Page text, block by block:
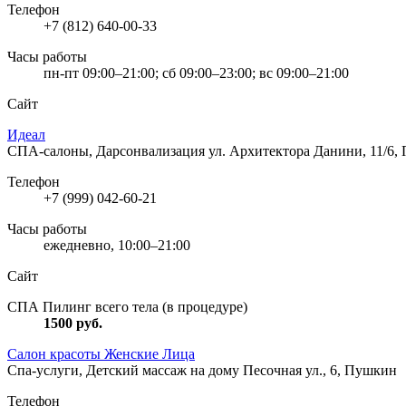
Телефон
+7 (812) 640-00-33
Часы работы
пн-пт 09:00–21:00; сб 09:00–23:00; вс 09:00–21:00
Сайт
Идеал
СПА-салоны, Дарсонвализация ул. Архитектора Данини, 11/
Телефон
+7 (999) 042-60-21
Часы работы
ежедневно, 10:00–21:00
Сайт
СПА Пилинг всего тела (в процедуре)
1500 руб.
Салон красоты Женские Лица
Спа-услуги, Детский массаж на дому Песочная ул., 6, Пушкин
Телефон